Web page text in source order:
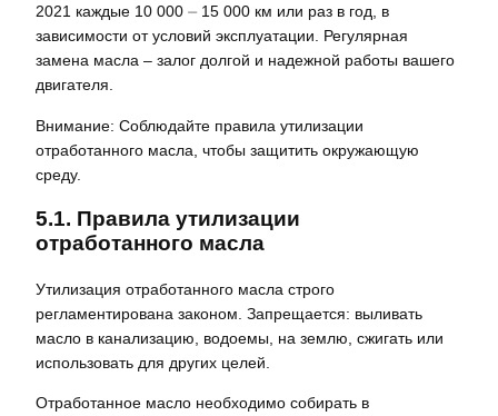
2021 каждые 10 000 ⏤ 15 000 км или раз в год, в
зависимости от условий эксплуатации. Регулярная
замена масла – залог долгой и надежной работы вашего
двигателя.
Внимание: Соблюдайте правила утилизации
отработанного масла, чтобы защитить окружающую
среду.
5.1. Правила утилизации
отработанного масла
Утилизация отработанного масла строго
регламентирована законом. Запрещается: выливать
масло в канализацию, водоемы, на землю, сжигать или
использовать для других целей.
Отработанное масло необходимо собирать в